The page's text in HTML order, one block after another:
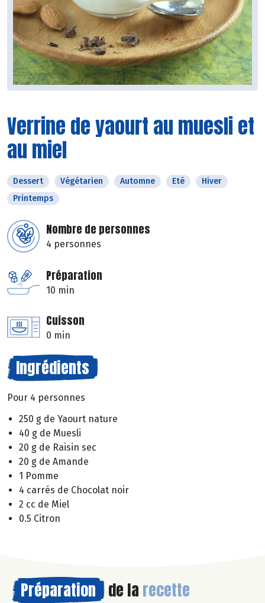
Verrine de yaourt au muesli et
au miel
Dessert Végétarien Automne Eté
Hiver
Printemps
Nombre de personnes
4 personnes
Préparation
10 min
Cuisson
0 min
Ingrédients
Pour 4 personnes
250 g de Yaourt nature
40 g de Muesli
20 g de Raisin sec
20 g de Amande
1 Pomme
4 carrés de Chocolat noir
2 cc de Miel
0.5 Citron
Préparation de la recette